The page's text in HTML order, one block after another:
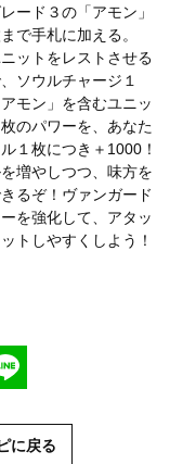
ード３の「アモン」
で手札に加える。
ットをレストさせる
ソウルチャージ１
モン」を含むユニッ
枚のパワーを、あなた
１枚につき＋1000！
増やしつつ、味方を
るぞ！ヴァンガード
を強化して、アタッ
トしやすくしよう！
でシェアする
に戻る